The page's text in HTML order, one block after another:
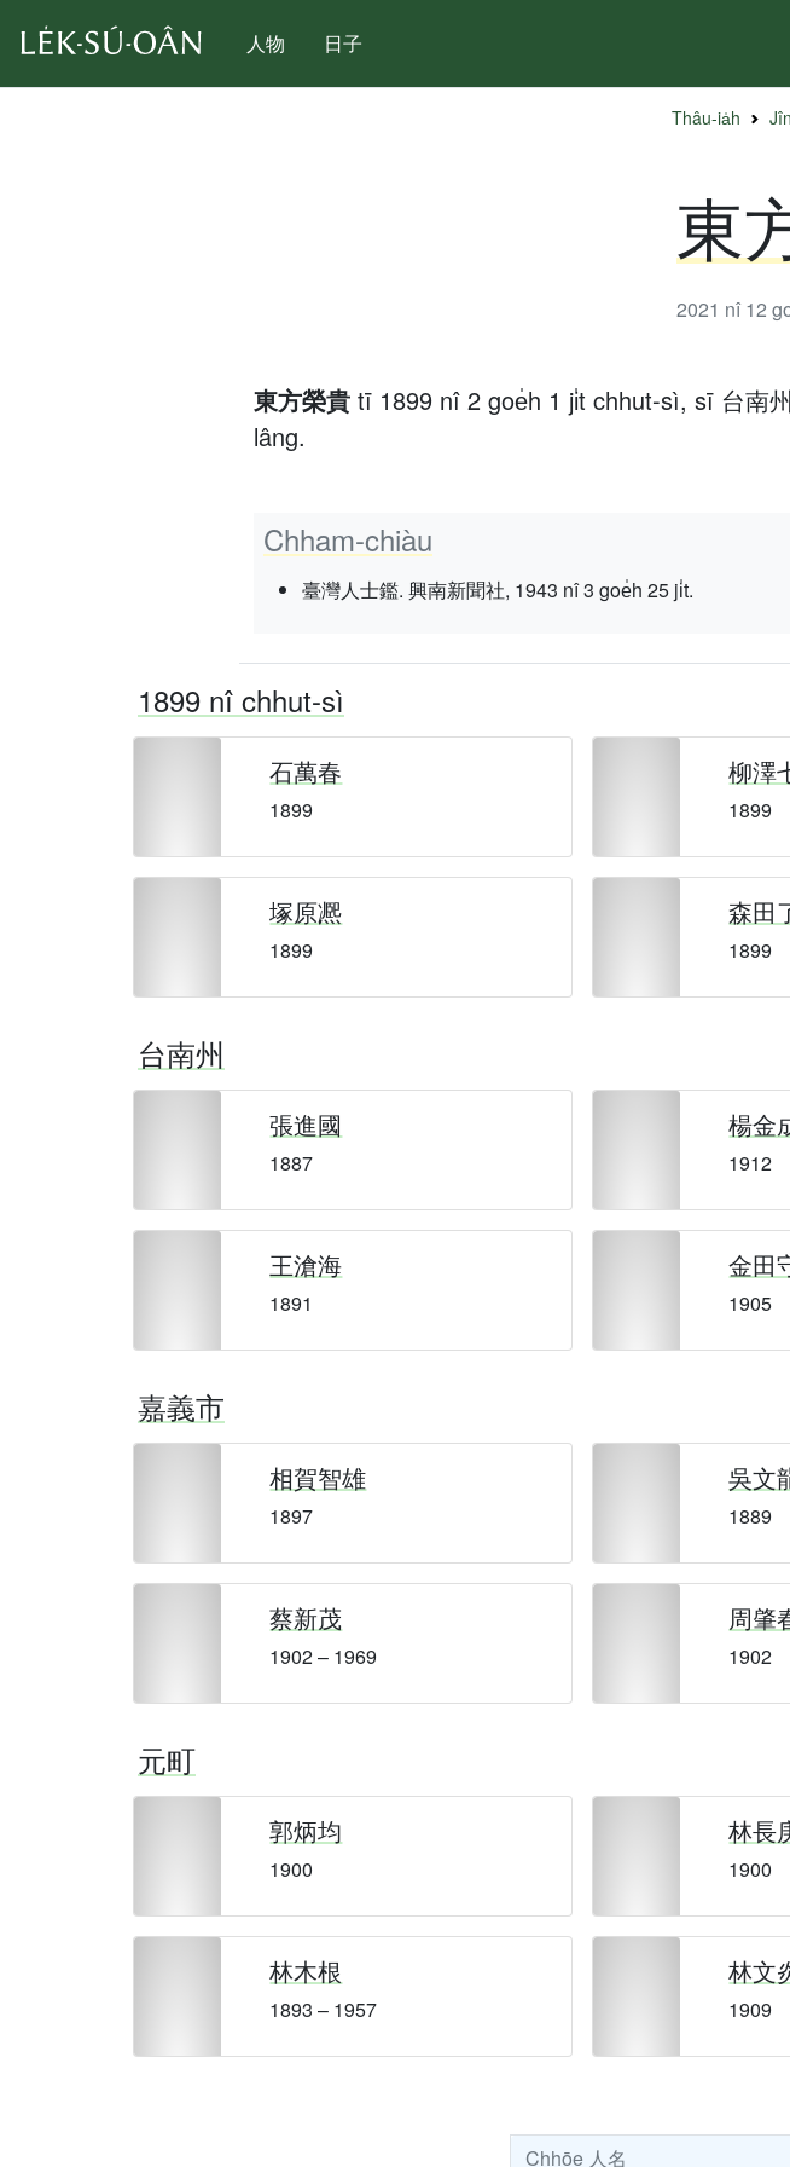
人物 日子
Thâu-ia̍h
東
2021 nî 12
東方榮貴 tī 1899 nî 2 goe̍h 1 ji̍t chhut-sì, sī 台南
lâng.
Chham-chiàu
臺灣人士鑑. 興南新聞社, 1943 nî 3 goe̍h 25 ji̍t.
1899 nî chhut-sì
石萬春
1899
柳澤
1899
塚原凞
1899
森田
1899
台南州
張進國
1887
楊金
1912
王滄海
1891
金田
1905
嘉義市
相賀智雄
1897
吳文
1889
蔡新茂
1902 – 1969
周肇
1902
元町
郭炳均
1900
林長
1900
林木根
1893 – 1957
林文
1909